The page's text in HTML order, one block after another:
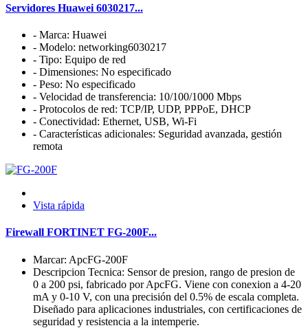
Servidores Huawei 6030217...
- Marca: Huawei
- Modelo: networking6030217
- Tipo: Equipo de red
- Dimensiones: No especificado
- Peso: No especificado
- Velocidad de transferencia: 10/100/1000 Mbps
- Protocolos de red: TCP/IP, UDP, PPPoE, DHCP
- Conectividad: Ethernet, USB, Wi-Fi
- Características adicionales: Seguridad avanzada, gestión
remota
Vista rápida
Firewall FORTINET FG-200F...
Marcar: ApcFG-200F
Descripcion Tecnica: Sensor de presion, rango de presion de
0 a 200 psi, fabricado por ApcFG. Viene con conexion a 4-20
mA y 0-10 V, con una precisión del 0.5% de escala completa.
Diseñado para aplicaciones industriales, con certificaciones de
seguridad y resistencia a la intemperie.